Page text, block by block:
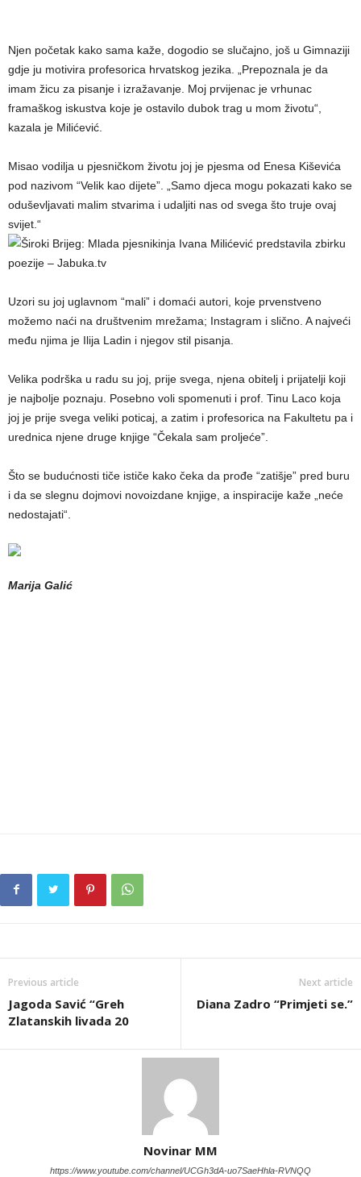
Njen početak kako sama kaže, dogodio se slučajno, još u Gimnaziji
gdje ju motivira profesorica hrvatskog jezika. „Prepoznala je da
imam žicu za pisanje i izražavanje. Moj prvijenac je vrhunac
framaškog iskustva koje je ostavilo dubok trag u mom životu“,
kazala je Milićević.
Misao vodilja u pjesničkom životu joj je pjesma od Enesa Kiševića
pod nazivom “Velik kao dijete”. „Samo djeca mogu pokazati kako se
oduševljavati malim stvarima i udaljiti nas od svega što truje ovaj
svijet.“
Uzori su joj uglavnom “mali” i domaći autori, koje prvenstveno
možemo naći na društvenim mrežama; Instagram i slično. A najveći
među njima je Ilija Ladin i njegov stil pisanja.
Velika podrška u radu su joj, prije svega, njena obitelj i prijatelji koji
je najbolje poznaju. Posebno voli spomenuti i prof. Tinu Laco koja
joj je prije svega veliki poticaj, a zatim i profesorica na Fakultetu pa i
urednica njene druge knjige “Čekala sam proljeće”.
Što se budućnosti tiče ističe kako čeka da prođe “zatišje” pred buru
i da se slegnu dojmovi novoizdane knjige, a inspiracije kaže „neće
nedostajati“.
Marija Galić
Previous article
Jagoda Savić “Greh
Zlatanskih livada 20
Next article
Diana Zadro “Primjeti se.”
Novinar MM
https://www.youtube.com/channel/UCGh3dA-uo7SaeHhla-RVNQQ